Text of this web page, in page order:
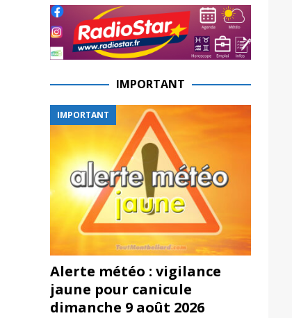
IMPORTANT
IMPORTANT
Alerte météo : vigilance
jaune pour canicule
dimanche 9 août 2026